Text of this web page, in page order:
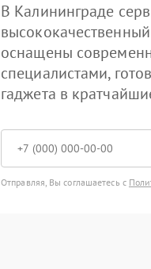
В Калининграде
оснащены
специалистами,
гаджета в
Отправляя, Вы соглашаетесь с